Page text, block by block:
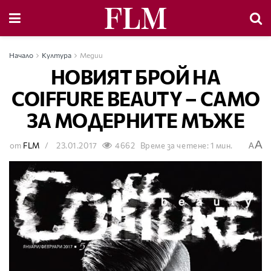
Начало Култура Медии
НОВИЯТ БРОЙ НА
COIFFURE BEAUTY – САМО
ЗА МОДЕРНИТЕ МЪЖЕ
от FLM 23.01.2017 4662 Време за четене: 1 мин. AA